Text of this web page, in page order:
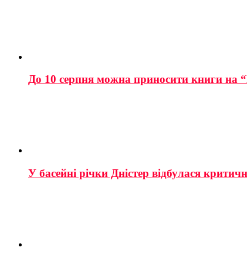
До 10 серпня можна приносити книги на
У басейні річки Дністер відбулася